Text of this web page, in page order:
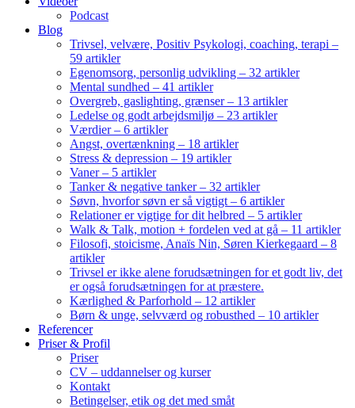
Podcast
Blog
Trivsel, velvære, Positiv Psykologi, coaching, terapi –
59 artikler
Egenomsorg, personlig udvikling – 32 artikler
Mental sundhed – 41 artikler
Overgreb, gaslighting, grænser – 13 artikler
Ledelse og godt arbejdsmiljø – 23 artikler
Værdier – 6 artikler
Angst, overtænkning – 18 artikler
Stress & depression – 19 artikler
Vaner – 5 artikler
Tanker & negative tanker – 32 artikler
Søvn, hvorfor søvn er så vigtigt – 6 artikler
Relationer er vigtige for dit helbred – 5 artikler
Walk & Talk, motion + fordelen ved at gå – 11 artikler
Filosofi, stoicisme, Anaïs Nin, Søren Kierkegaard – 8
artikler
Trivsel er ikke alene forudsætningen for et godt liv, det
er også forudsætningen for at præstere.
Kærlighed & Parforhold – 12 artikler
Børn & unge, selvværd og robusthed – 10 artikler
Referencer
Priser & Profil
Priser
CV – uddannelser og kurser
Kontakt
Betingelser, etik og det med småt